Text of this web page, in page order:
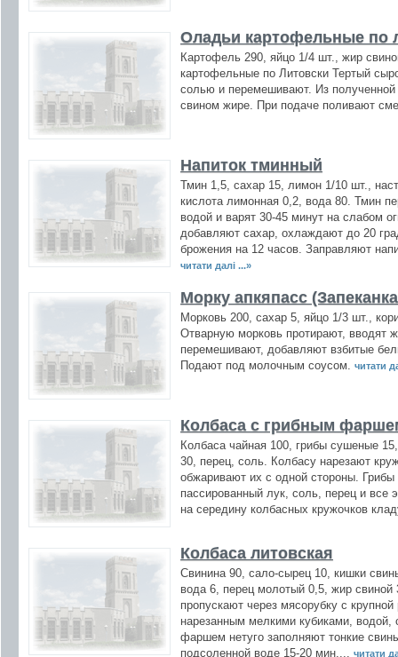
Оладьи картофельные по
Картофель 290, яйцо 1/4 шт., жир
картофельные по Литовски Тертый
солью и перемешивают. Из
свином жире. При подаче поливают
Напиток тминный
Тмин 1,5, сахар 15, лимон 1/10 шт.,
кислота лимонная 0,2, вода 80. Тмин
водой и варят 30-45 минут на слабом
добавляют сахар, охлаждают до 20
брожения на 12 часов. Заправляют
читати далі ...»
Морку апкяпасс
Морковь 200, сахар 5, яйцо 1/3 шт.,
Отварную морковь протирают, вводят
перемешивают, добавляют взбитые
Подают под молочным соусом.
читати
Колбаса с грибным
Колбаса чайная 100, грибы сушеные
30, перец, соль. Колбасу нарезают
обжаривают их с одной стороны.
пассированный лук, соль, перец и все
на середину колбасных кружочков
Колбаса литовская
Свинина 90, сало-сырец 10, кишки
вода 6, перец молотый 0,5, жир
пропускают через мясорубку с
нарезанным мелкими кубиками,
фаршем нетуго заполняют тонкие
подсоленной воде 15-20 мин....
читати